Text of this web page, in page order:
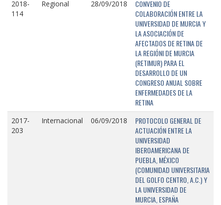
2018-
114
Regional 28/09/2018
CONVENIO DE
COLABORACIÓN ENTRE LA
UNIVERSIDAD DE MURCIA Y
LA ASOCIACIÓN DE
AFECTADOS DE RETINA DE
LA REGIÓNI DE MURCIA
(RETIMUR) PARA EL
DESARROLLO DE UN
CONGRESO ANUAL SOBRE
ENFERMEDADES DE LA
RETINA
2017-
203
Internacional 06/09/2018
PROTOCOLO GENERAL DE
ACTUACIÓN ENTRE LA
UNIVERSIDAD
IBEROAMERICANA DE
PUEBLA, MÉXICO
(COMUNIDAD UNIVERSITARIA
DEL GOLFO CENTRO, A.C.) Y
LA UNIVERSIDAD DE
MURCIA, ESPAÑA